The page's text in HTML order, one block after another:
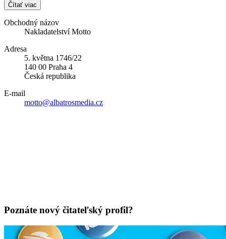
Čítať viac
Obchodný názov
Nakladatelství Motto
Adresa
5. května 1746/22
140 00 Praha 4
Česká republika
E-mail
motto@albatrosmedia.cz
Poznáte nový čitateľský profil?